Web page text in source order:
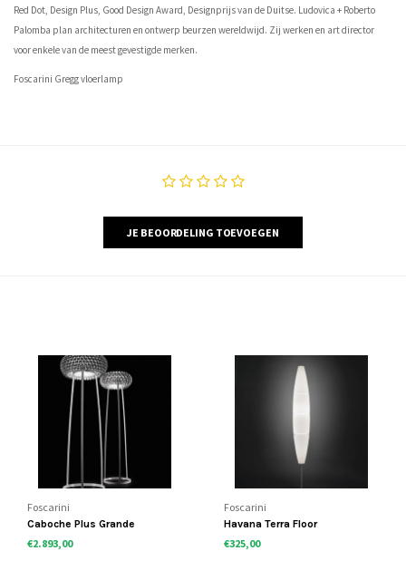
Red Dot, Design Plus, Good Design Award, Designprijs van de Duitse. Ludovica + Roberto
Palomba plan architecturen en ontwerp beurzen wereldwijd. Zij werken en art director
voor enkele van de meest gevestigde merken.
Foscarini Gregg vloerlamp
JE BEOORDELING TOEVOEGEN
Foscarini
Caboche Plus Grande
vloerlamp
€2.893,00
Foscarini
Havana Terra Floor
€325,00